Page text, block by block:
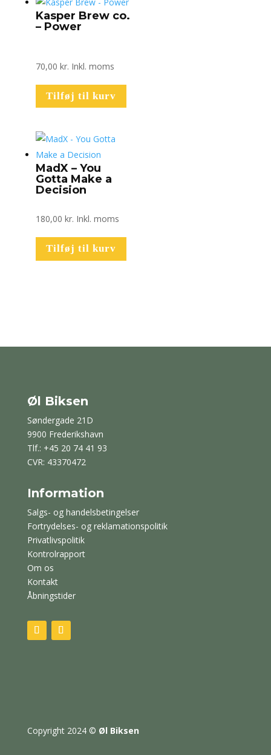
Kasper Brew co.
– Power
70,00 kr. Inkl. moms
Tilføj til kurv
MadX – You
Gotta Make a
Decision
180,00 kr. Inkl. moms
Tilføj til kurv
Øl Biksen
Søndergade 21D
9900 Frederikshavn
Tlf.: +45 20 74 41 93
CVR: 43370472
Information
Salgs- og handelsbetingelser
Fortrydelses- og reklamationspolitik
Privatlivspolitik
Kontrolrapport
Om os
Kontakt
Åbningstider
Copyright 2024 © Øl Biksen